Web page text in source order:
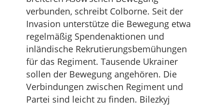
verbunden, schreibt Colborne. Seit der
Invasion unterstütze die Bewegung etwa
regelmäßig Spendenaktionen und
inländische Rekrutierungsbemühungen
für das Regiment. Tausende Ukrainer
sollen der Bewegung angehören. Die
Verbindungen zwischen Regiment und
Partei sind leicht zu finden. Bilezkyj